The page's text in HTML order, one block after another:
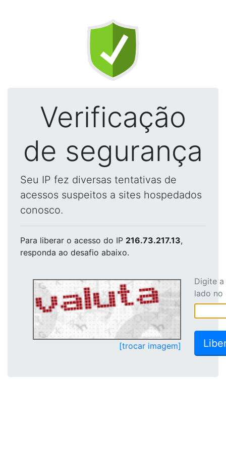
Verificação
de segurança
Seu IP fez diversas tentativas de
acessos suspeitos a sites hospedados
conosco.
Para liberar o acesso do IP 216.73.217.13,
responda ao desafio abaixo.
[trocar imagem]
Digite
lado no